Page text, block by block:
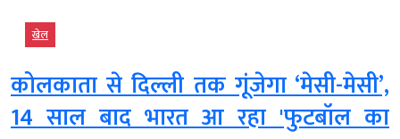
खेल
कोलकाता से दिल्ली तक गूंजेगा ‘मेसी-मेसी’,
14 साल बाद भारत आ रहा 'फुटबॉल का